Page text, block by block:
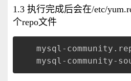
1.3 执行完成后会在/etc/
个repo文件
mysql-
mysql-community-